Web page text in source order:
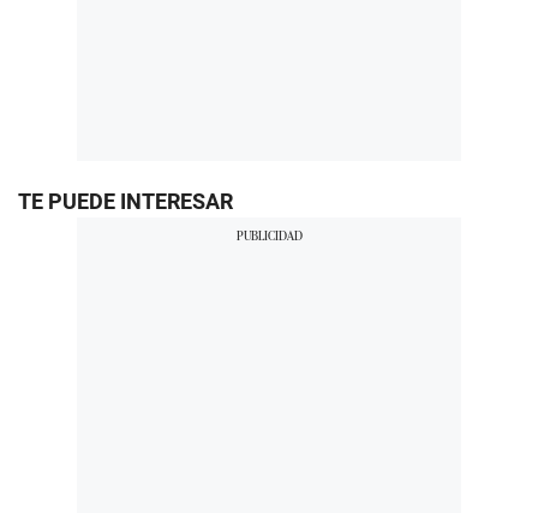
TE PUEDE INTERESAR